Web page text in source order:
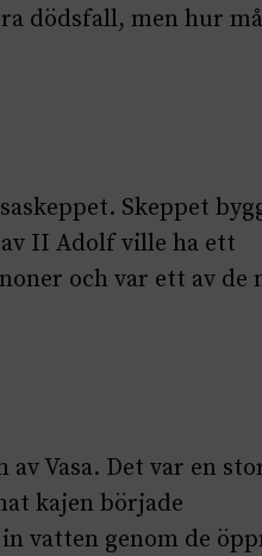
dödsfall, men hur
Skeppet
II Adolf ville ha ett
och var ett av de
Vasa. Det var en
kajen började
vatten genom de